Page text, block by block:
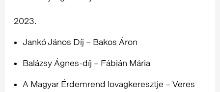
2023.
Jankó János Díj – Bakos Áron
Balázsy Ágnes-díj – Fábián Mária
A Magyar Érdemrend lovagkeresztje – Veres